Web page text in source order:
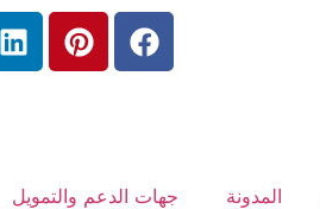
المدونة جهات الدعم والتمويل